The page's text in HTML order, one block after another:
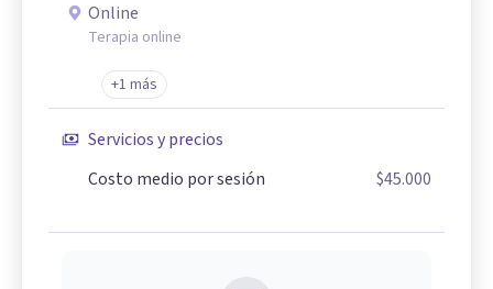
Online
Terapia online
+1 más
Servicios y precios
Costo medio por sesión
$45.000